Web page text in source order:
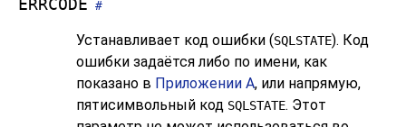
ERRCODE #
Устанавливает код ошибки (SQLSTATE). Код
ошибки задаётся либо по имени, как
показано в Приложении A, или напрямую,
пятисимвольный код SQLSTATE. Этот